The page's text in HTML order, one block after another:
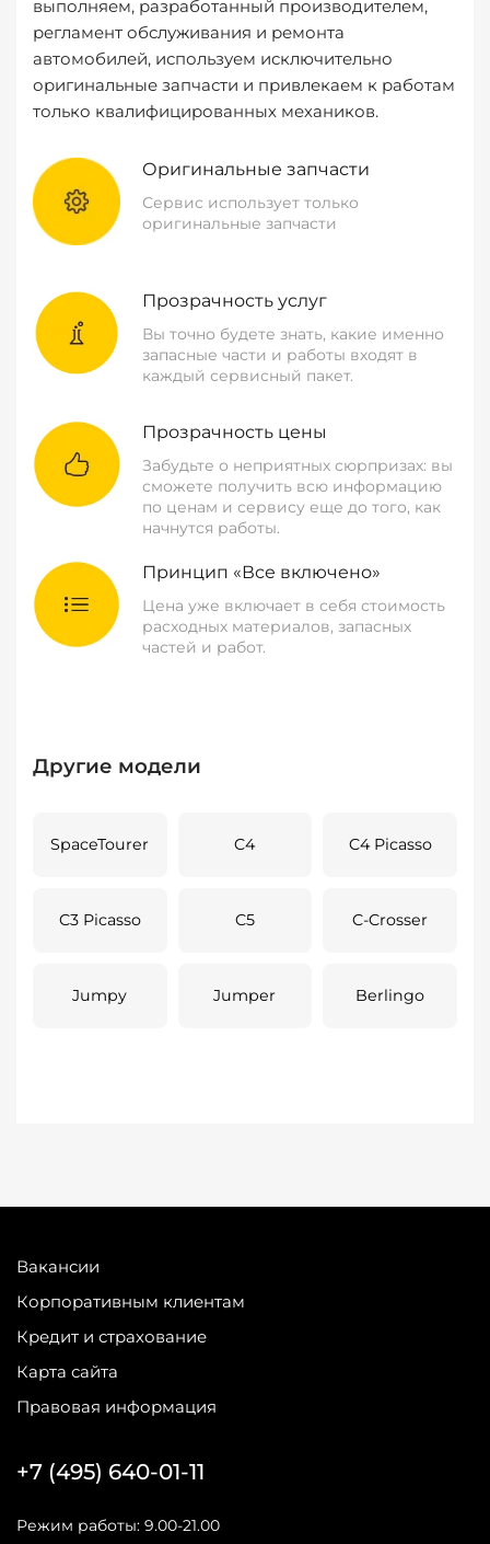
выполняем, разработанный производителем,
регламент обслуживания и ремонта
автомобилей, используем исключительно
оригинальные запчасти и привлекаем к работам
только квалифицированных механиков.
Оригинальные запчасти
Сервис использует только
оригинальные запчасти
Прозрачность услуг
Вы точно будете знать, какие именно
запасные части и работы входят в
каждый сервисный пакет.
Прозрачность цены
Забудьте о неприятных сюрпризах: вы
сможете получить всю информацию
по ценам и сервису еще до того, как
начнутся работы.
Принцип «Все включено»
Цена уже включает в себя стоимость
расходных материалов, запасных
частей и работ.
Другие модели
SpaceTourer C4 C4 Picasso
C3 Picasso C5 C-Crosser
Jumpy Jumper Berlingo
Вакансии
Корпоративным клиентам
Кредит и страхование
Карта сайта
Правовая информация
+7 (495) 640-01-11
Режим работы: 9.00-21.00